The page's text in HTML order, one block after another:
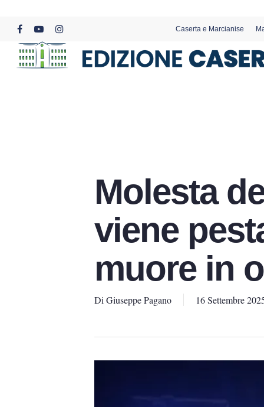
content
facebookyoutubeinstagram
Caserta e Marcianise
Molesta
viene
muore in
Di Giuseppe Pagano 16 Settembre